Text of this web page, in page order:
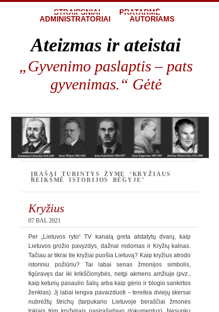
STRAIPSNIAI
PRATARMĖ
ADMINISTRATORIAI
AUTORIAMS
Ateizmas ir ateistai
„Gyvenimo paslaptis – pats
gyvenimas.“ Gėtė
ĮRAŠAI TURINTYS ŽYMĘ ‘KRYŽIAUS
REIKŠMĖ ISTORIJOS BĖGYJE’
Kryžius
07 BAL 2021
Per „Lietuvos ryto“ TV kanalą greta atstatytų dvarų, kaip
Lietuvos grožio pavyzdys, dažnai rodomas ir Kryžių kalnas.
Tačiau ar tikrai tie kryžiai puošia Lietuvą? Kaip kryžius atrodo
istoriniu požiūriu? Tai labai senas žmonijos simbolis,
figūravęs dar iki krikščionybės, netgi akmens amžiuje (pvz.,
kaip keturių pasaulio šalių arba kaip gėrio ir blogio sankirtos
ženklas). Jį labai lengva pavaizduoti – tereikia dviejų skersai
nubrėžtų štrichų (tarpukario Lietuvoje beraščiai žmonės